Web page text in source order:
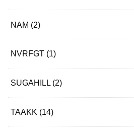
NAM (2)
NVRFGT (1)
SUGAHILL (2)
TAAKK (14)